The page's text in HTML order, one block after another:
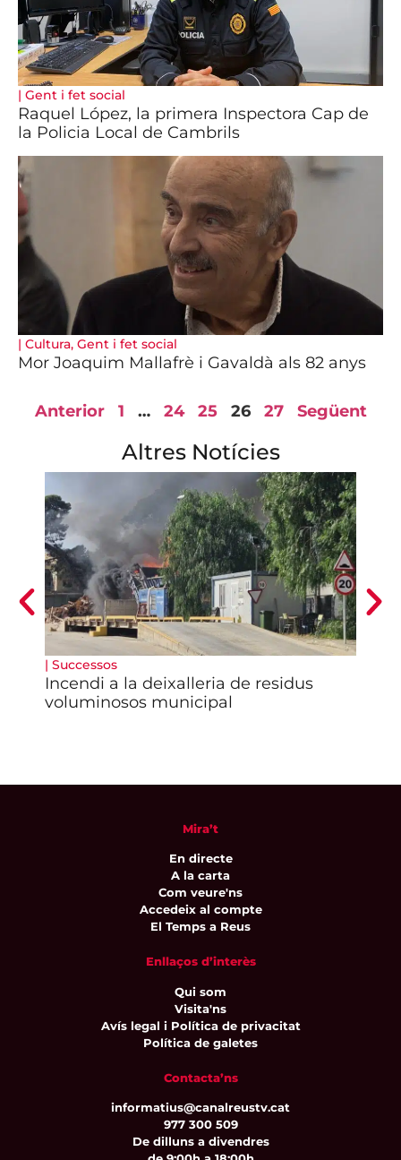
| Gent i fet social
Raquel López, la primera Inspectora Cap de
la Policia Local de Cambrils
| Cultura, Gent i fet social
Mor Joaquim Mallafrè i Gavaldà als 82 anys
Anterior 1 … 24 25 26 27 Següent
Altres Notícies
| Successos
Incendi a la deixalleria de residus
voluminosos municipal
Mira’t
En directe
A la carta
Com veure'ns
Accedeix al compte
El Temps a Reus
Enllaços d’interès
Qui som
Visita'ns
Avís legal i Política de privacitat
Política de galetes
Contacta’ns
informatius@canalreustv.cat
977 300 509
De dilluns a divendres